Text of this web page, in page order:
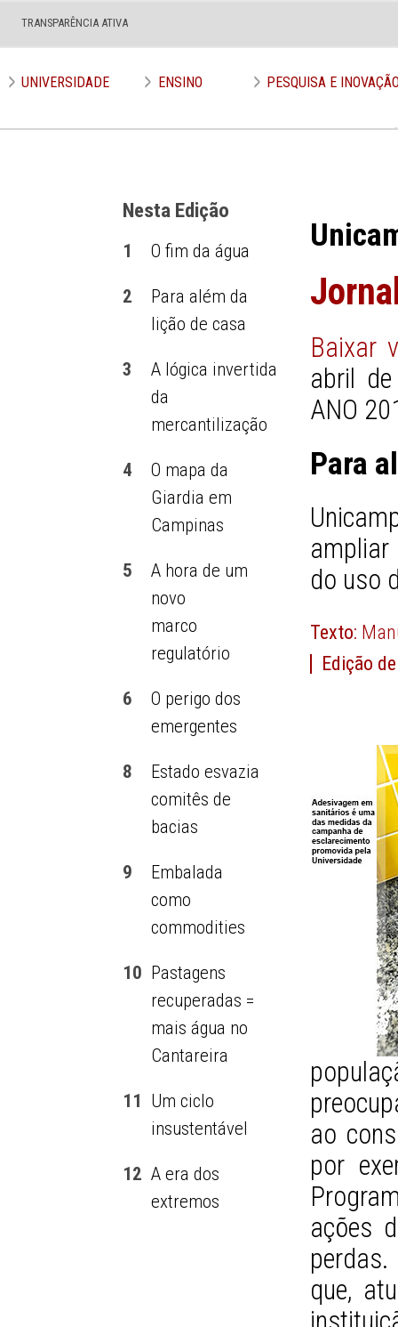
TRANSPARÊNCIA ATIVA
UNIVERSIDADE ENSINO PESQUISA E
Edição nº 623
Nesta Edição
1 O fim da água
2
Para além da
lição de casa
3
A lógica invertida
da
mercantilização
4
O mapa da
Giardia em
Campinas
5
A hora de um
novo
marco
regulatório
6
O perigo dos
emergentes
8
Estado esvazia
comitês de
bacias
9
Embalada
como
commodities
10 Pastagens
recuperadas =
mais água no
Cantareira
11 Um ciclo
insustentável
12 A era dos
extremos
Baixar
abril
ANO
Para
do uso
Texto:
Edição
ao
por
ações
que,